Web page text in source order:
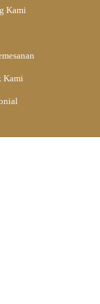
Kami
Kami